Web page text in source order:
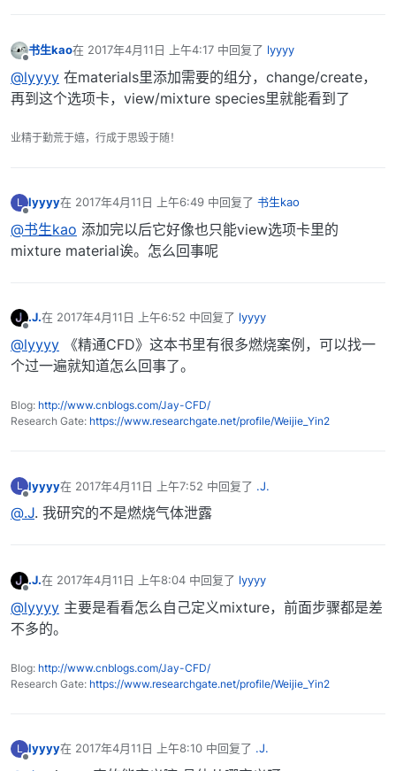
书生kao在 2017年4月11日 上午4:17 中回复了 lyyyy
最后由 编辑
@lyyyy 在materials里添加需要的组分，change/create，
再到这个选项卡，view/mixture species里就能看到了
业精于勤荒于嬉，行成于思毁于随！
L
离线
lyyyy在 2017年4月11日 上午6:49 中回复了 书生kao
最后由 编辑
@书生kao 添加完以后它好像也只能view选项卡里的
mixture material诶。怎么回事呢
离线
.J.在 2017年4月11日 上午6:52 中回复了 lyyyy
最后由 编辑
@lyyyy 《精通CFD》这本书里有很多燃烧案例，可以找一
个过一遍就知道怎么回事了。
Blog: http://www.cnblogs.com/Jay-CFD/
Research Gate: https://www.researchgate.net/profile/Weijie_Yin2
L lyyyy在 2017年4月11日 上午7:52 中回复了 .J.
最后由 编辑
@.J. 我研究的不是燃烧气体泄露
.J.在 2017年4月11日 上午8:04 中回复了 lyyyy
最后由 编辑
@lyyyy 主要是看看怎么自己定义mixture，前面步骤都是差
不多的。
Blog: http://www.cnblogs.com/Jay-CFD/
Research Gate: https://www.researchgate.net/profile/Weijie_Yin2
L
离线
lyyyy在 2017年4月11日 上午8:10 中回复了 .J.
最后由 编辑